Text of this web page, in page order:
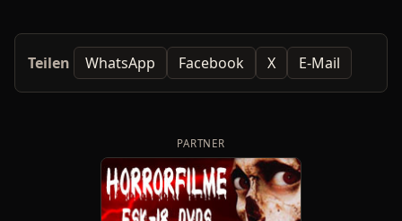
Teilen WhatsApp Facebook X E-Mail
PARTNER